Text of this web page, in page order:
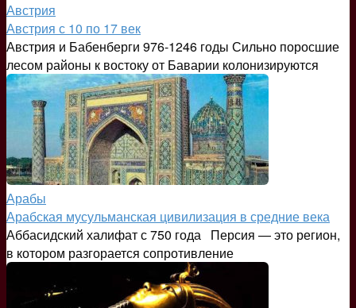
Австрия
Австрия с 10 по 17 век
Австрия и Бабенберги 976-1246 годы Сильно поросшие
лесом районы к востоку от Баварии колонизируются
Арабы
Арабская мусульманская цивилизация в средние века
Аббасидский халифат с 750 года Персия — это регион,
в котором разгорается сопротивление